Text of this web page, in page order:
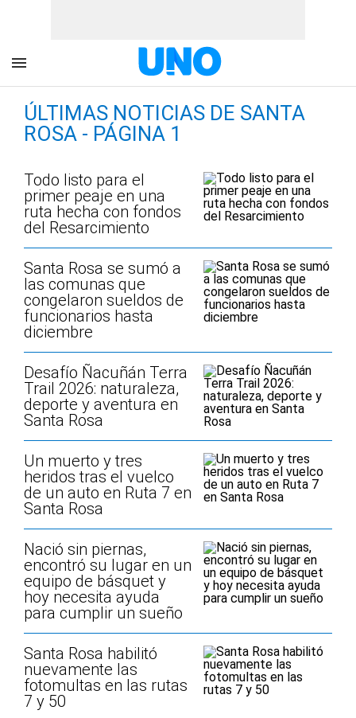
ÚLTIMAS NOTICIAS DE SANTA
ROSA - PÁGINA 1
Todo listo para el
primer peaje en una
ruta hecha con fondos
del Resarcimiento
Santa Rosa se sumó a
las comunas que
congelaron sueldos de
funcionarios hasta
diciembre
Desafío Ñacuñán Terra
Trail 2026: naturaleza,
deporte y aventura en
Santa Rosa
Un muerto y tres
heridos tras el vuelco
de un auto en Ruta 7 en
Santa Rosa
Nació sin piernas,
encontró su lugar en un
equipo de básquet y
hoy necesita ayuda
para cumplir un sueño
Santa Rosa habilitó
nuevamente las
fotomultas en las rutas
7 y 50